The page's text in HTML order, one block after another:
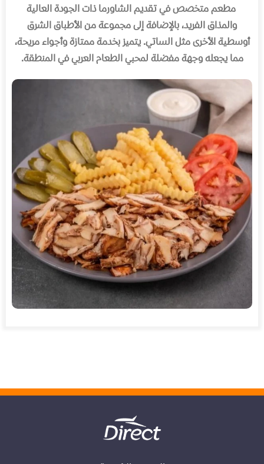
مطعم متخصص في تقديم الشاورما ذات الجودة العالية
والمذاق الفريد، بالإضافة إلى مجموعة من الأطباق الشرق
أوسطية الأخرى مثل الساتي.يتميز بخدمة ممتازة وأجواء مريحة،
مما يجعله وجهة مفضلة لمحبي الطعام العربي في المنطقة.